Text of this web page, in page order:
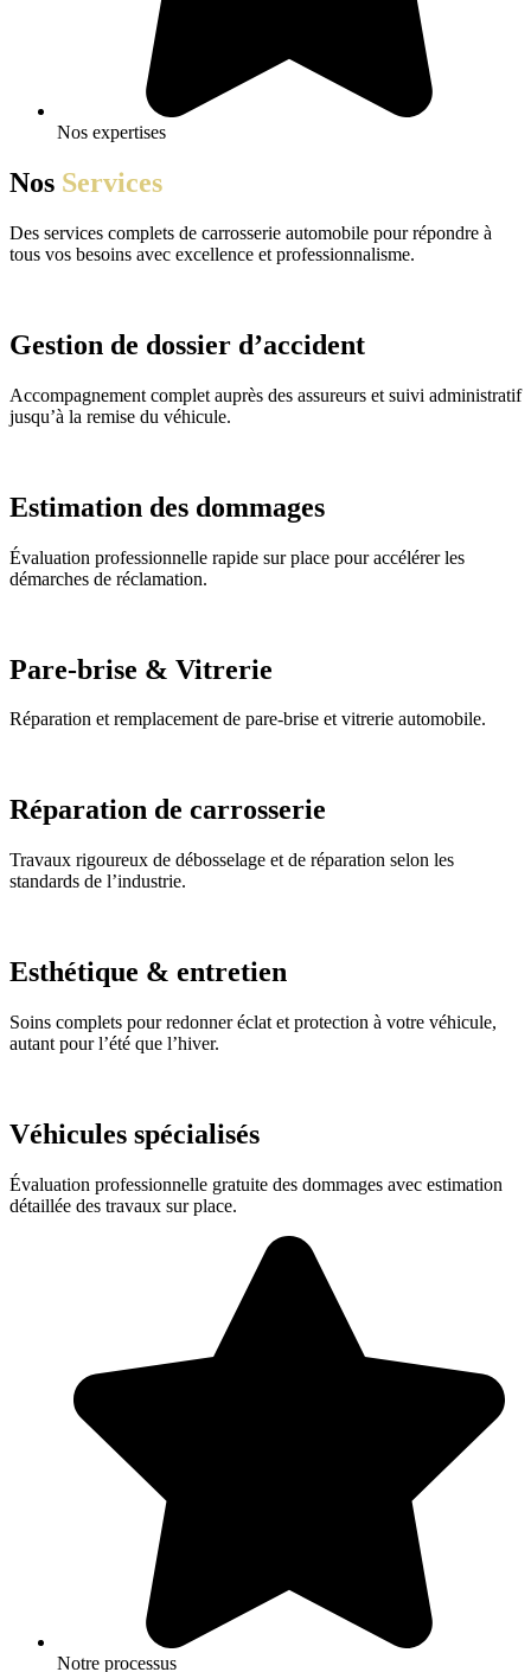
Nos expertises
Nos Services
Des services complets de carrosserie automobile pour répondre à
tous vos besoins avec excellence et professionnalisme.
Gestion de dossier d’accident
Accompagnement complet auprès des assureurs et suivi administratif
jusqu’à la remise du véhicule.
Estimation des dommages
Évaluation professionnelle rapide sur place pour accélérer les
démarches de réclamation.
Pare-brise & Vitrerie
Réparation et remplacement de pare-brise et vitrerie automobile.
Réparation de carrosserie
Travaux rigoureux de débosselage et de réparation selon les
standards de l’industrie.
Esthétique & entretien
Soins complets pour redonner éclat et protection à votre véhicule,
autant pour l’été que l’hiver.
Véhicules spécialisés
Évaluation professionnelle gratuite des dommages avec estimation
détaillée des travaux sur place.
Notre processus